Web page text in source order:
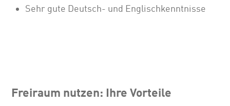
Sehr gute Deutsch- und Englischkenntnisse
Freiraum nutzen: Ihre Vorteile